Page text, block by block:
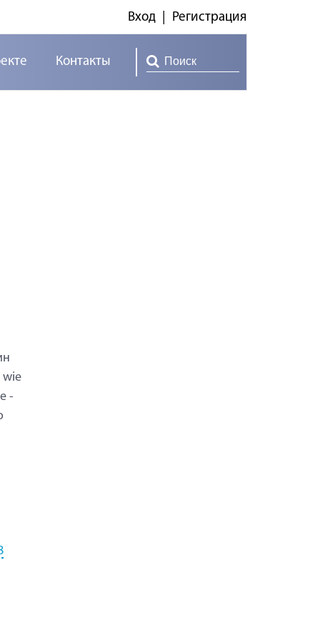
Контакты
Вход Регистрация
wie
-